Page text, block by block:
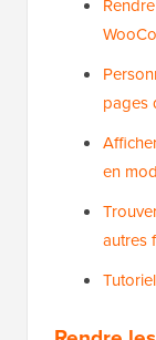
pages
en
autres